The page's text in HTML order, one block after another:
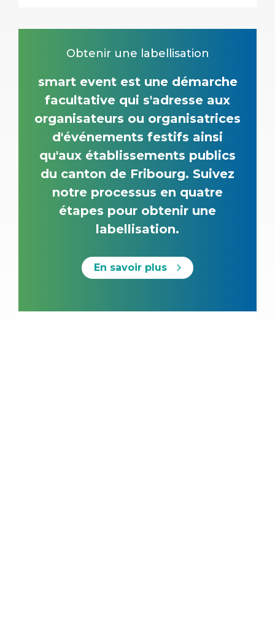
Obtenir une labellisation
smart event est une démarche
facultative qui s'adresse aux
organisateurs ou organisatrices
d'événements festifs ainsi
qu'aux établissements publics
du canton de Fribourg. Suivez
notre processus en quatre
étapes pour obtenir une
labellisation.
En savoir plus